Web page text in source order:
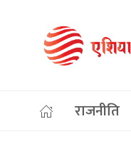
राजनीति